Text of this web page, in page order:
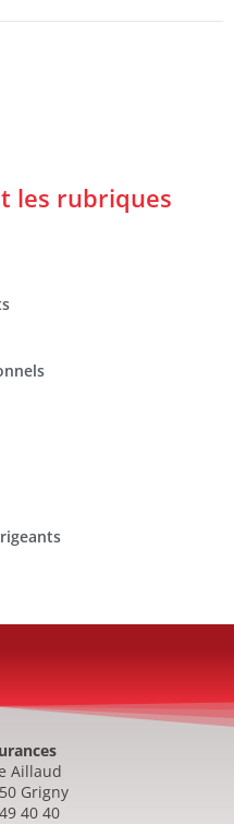
les rubriques
Aillaud
Grigny
40 40